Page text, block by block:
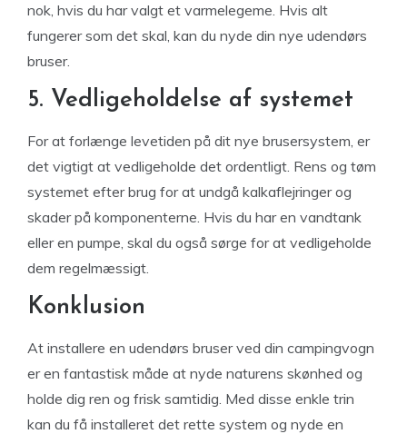
nok, hvis du har valgt et varmelegeme. Hvis alt
fungerer som det skal, kan du nyde din nye udendørs
bruser.
5. Vedligeholdelse af systemet
For at forlænge levetiden på dit nye brusersystem, er
det vigtigt at vedligeholde det ordentligt. Rens og tøm
systemet efter brug for at undgå kalkaflejringer og
skader på komponenterne. Hvis du har en vandtank
eller en pumpe, skal du også sørge for at vedligeholde
dem regelmæssigt.
Konklusion
At installere en udendørs bruser ved din campingvogn
er en fantastisk måde at nyde naturens skønhed og
holde dig ren og frisk samtidig. Med disse enkle trin
kan du få installeret det rette system og nyde en